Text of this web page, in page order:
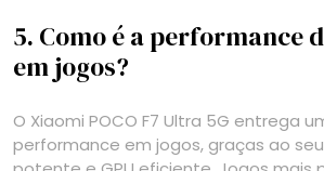
5. Como é a performance
em jogos?
O Xiaomi POCO F7 Ultra 5G entrega
performance em jogos, graças ao